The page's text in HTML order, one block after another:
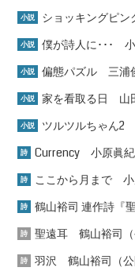
小説 ショッキングピ
小説 僕が詩人に･･･
小説 偏態パズル 三浦
小説 家を看取る日 山
小説 ツルツルちゃん2
詩 Currency 小原眞
詩 ここから月まで
詩 鶴山裕司 連作詩『
詩 聖遠耳 鶴山裕司（
詩 羽沢 鶴山裕司（公